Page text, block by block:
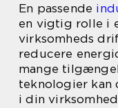
En passende
en vigtig rolle i
virksomheds
reducere
mange
teknologier kan
i din